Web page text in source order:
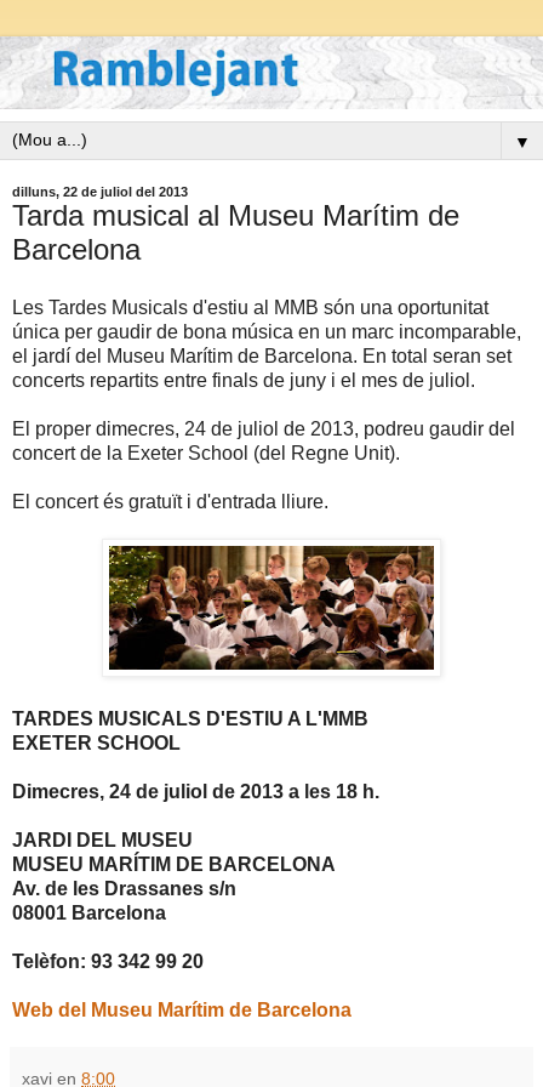
▼
dilluns, 22 de juliol del 2013
Tarda musical al Museu Marítim de
Barcelona
Les Tardes Musicals d'estiu al MMB són una oportunitat
única per gaudir de bona música en un marc incomparable,
el jardí del Museu Marítim de Barcelona. En total seran set
concerts repartits entre finals de juny i el mes de juliol.
El proper dimecres, 24 de juliol de 2013, podreu gaudir del
concert de la Exeter School (del Regne Unit).
El concert és gratuït i d'entrada lliure.
TARDES MUSICALS D'ESTIU A L'MMB
EXETER SCHOOL
Dimecres, 24 de juliol de 2013 a les 18 h.
JARDI DEL MUSEU
MUSEU MARÍTIM DE BARCELONA
Av. de les Drassanes s/n
08001 Barcelona
Telèfon: 93 342 99 20
Web del Museu Marítim de Barcelona
xavi en 8:00